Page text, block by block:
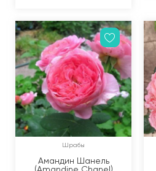
Шрабы
Амандин Шанель